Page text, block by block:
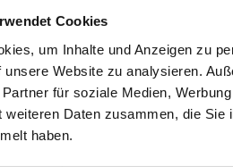
Cookies
um Inhalte und Anzeigen zu
unsere Website zu analysieren.
für soziale Medien,
weiteren Daten zusammen, die
haben.